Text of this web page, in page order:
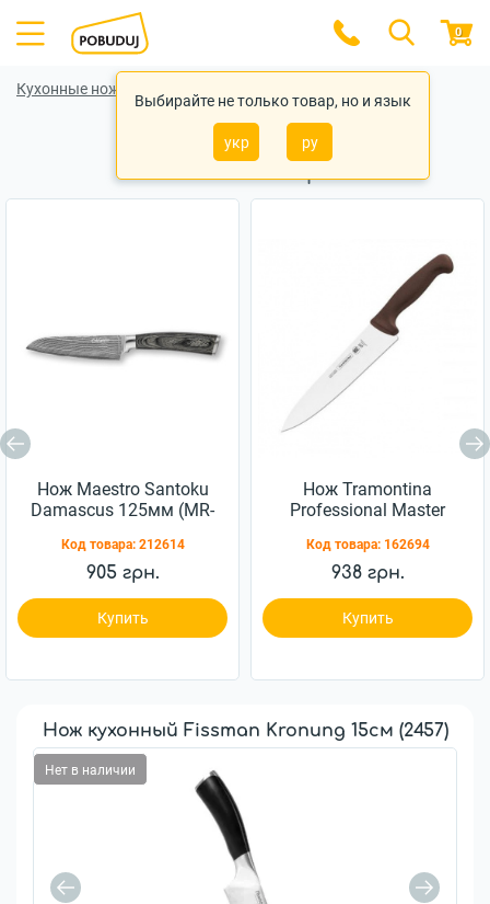
Выбирайте не только товар, но и язык
укр ру
0
Кухонные ножи
Похожие товары
Нож Maestro Santoku
Damascus 125мм (MR-
Код товара: 212614
905 грн.
Купить
Нож Tramontina
Professional Master
Код товара: 162694
938 грн.
Купить
Нож кухонный Fissman Kronung 15см (2457)
Нет в наличии